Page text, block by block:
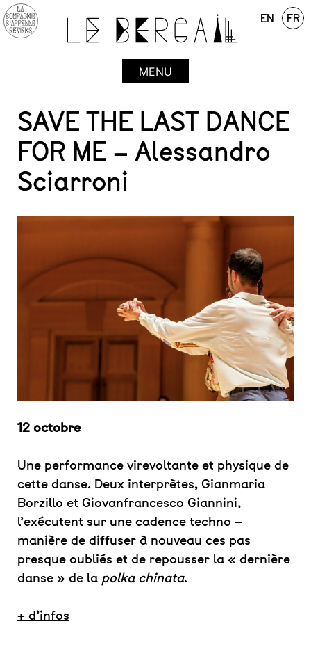
content
EN FR
MENU
SAVE THE LAST DANCE
FOR ME – Alessandro
Sciarroni
12 octobre
Une performance virevoltante et physique de
cette danse. Deux interprètes, Gianmaria
Borzillo et Giovanfrancesco Giannini,
l’exécutent sur une cadence techno –
manière de diffuser à nouveau ces pas
presque oubliés et de repousser la « dernière
danse » de la polka chinata.
+ d’infos